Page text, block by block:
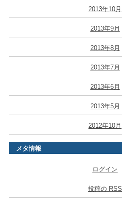
2013年10月
2013年9月
2013年8月
2013年7月
2013年6月
2013年5月
2012年10月
メタ情報
ログイン
投稿の RSS